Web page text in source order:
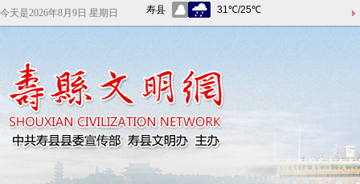
今天是2026年8月9日 星期日